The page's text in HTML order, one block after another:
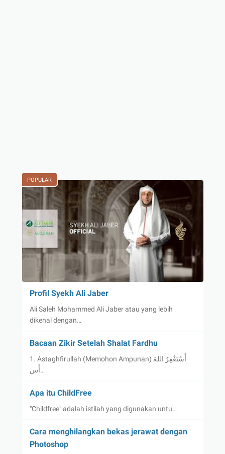
POPULAR
Profil Syekh Ali Jaber
Ali Saleh Mohammed Ali Jaber atau yang lebih
dikenal dengan…
Bacaan Zikir Setelah Shalat Fardhu
1. Astaghfirullah (Memohon Ampunan) أَسْتَغْفِرُ اللهَ
أَس…
Apa itu ChildFree
"Childfree" adalah istilah yang digunakan untu…
Cara menghilangkan bekas jerawat dengan
Photoshop